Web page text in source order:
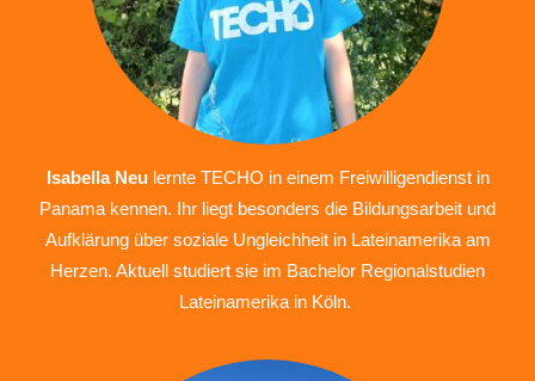
Isabella Neulernte TECHO in einem Freiwilligendienst in
Panama kennen. Ihr liegt besonders die Bildungsarbeit und
Aufklärung über soziale Ungleichheit in Lateinamerika am
Herzen. Aktuell studiert sie im Bachelor Regionalstudien
Lateinamerika in Köln.